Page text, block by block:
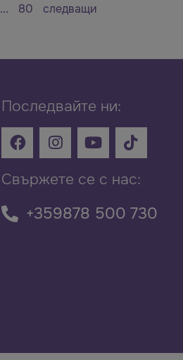
... 80 следващи
Последвайте ни:
Свържете се с нас:
+359878 500 730